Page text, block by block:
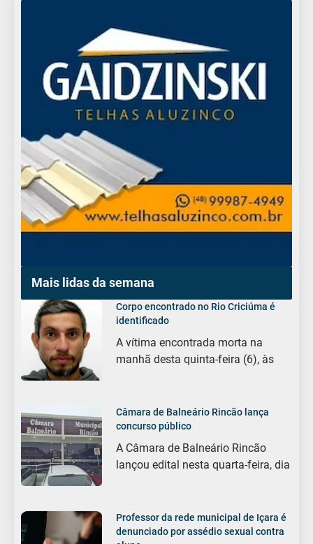
Mais lidas da semana
Corpo encontrado no Rio Criciúma é
identificado
A vítima encontrada morta na
manhã desta quinta-feira (6), às
Câmara de Balneário Rincão lança
concurso público
A Câmara de Balneário Rincão
lançou edital nesta quarta-feira, dia
Professor da rede municipal de Içara é
denunciado por assédio sexual contra